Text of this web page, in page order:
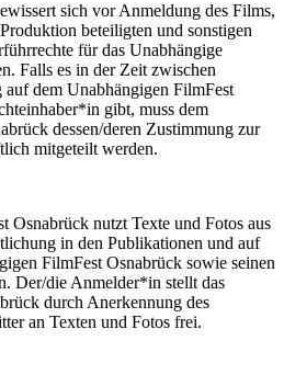
sich vor Anmeldung des Films,
beteiligten und sonstigen
für das Unabhängige
Falls es in der Zeit zwischen
dem Unabhängigen FilmFest
gibt, muss dem
dessen/deren Zustimmung zur
mitgeteilt werden.
Osnabrück nutzt Texte und Fotos aus
in den Publikationen und auf
FilmFest Osnabrück sowie seinen
Der/die Anmelder*in stellt das
durch Anerkennung des
an Texten und Fotos frei.